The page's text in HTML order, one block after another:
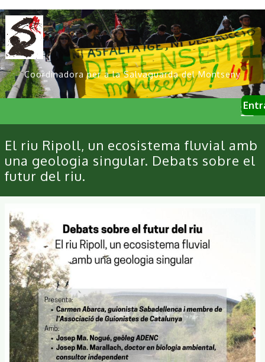
Vés
al
contingut
Coordinadora per a la Salvaguarda del Montseny
User
Primary
links
El riu Ripoll, un ecosistema fluvial amb
una geologia singular. Debats sobre el
futur del riu.